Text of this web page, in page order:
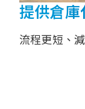
提供倉庫
流程更短、